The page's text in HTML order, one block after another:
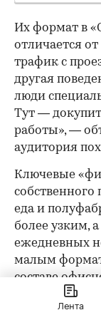
Их формат в
отличается
трафик с
другая
люди
Тут —
работы», —
аудитория
Ключевые
собственного
еда и
более узким,
ежедневных
малым
составе
планирует
площадью
Лента